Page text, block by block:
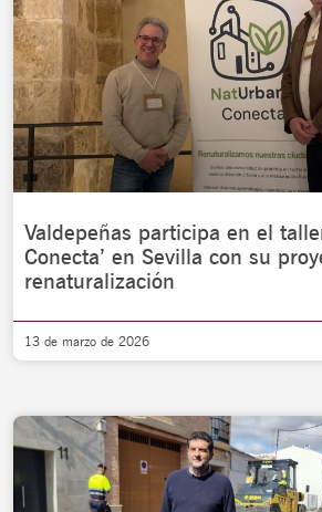
Valdepeñas participa en el
Conecta’ en Sevilla con su
renaturalización
13 de marzo de 2026